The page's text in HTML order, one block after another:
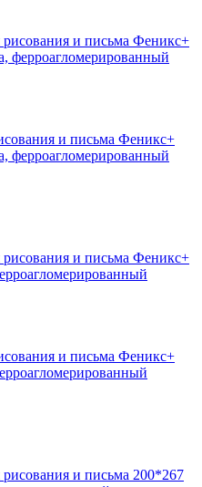
и письма Феникс+
ферроагломерированный
и письма Феникс+